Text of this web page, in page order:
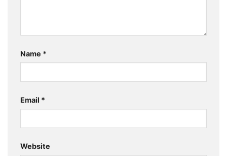
Name *
Email *
Website